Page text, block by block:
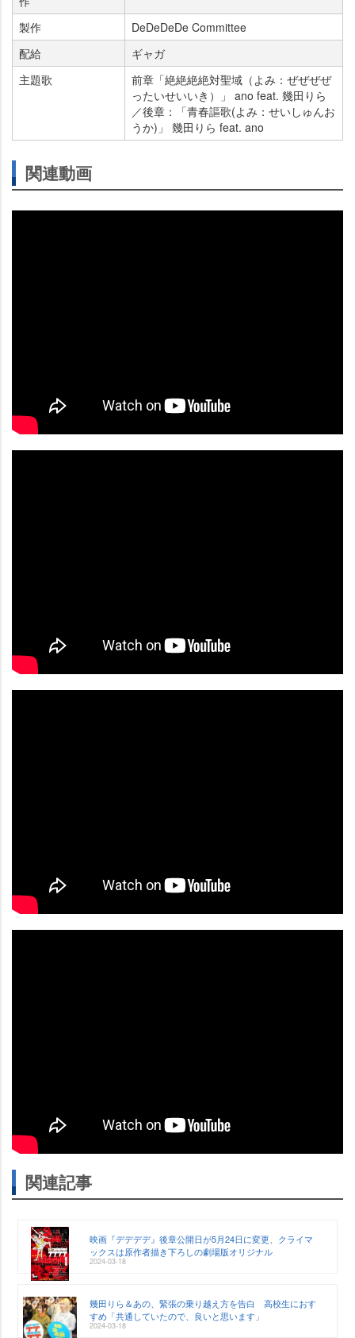
製作
DeDeDeDe Committee
配給
ギャガ
主題歌
前章「絶絶絶絶対聖域（よみ：ぜぜぜぜ
ったいせいいき）」 ano feat. 幾田りら
／後章：「青春謳歌(よみ：せいしゅんお
うか)」 幾田りら feat. ano
関連動画
関連記事
映画『デデデデ』後章公開日が5月24日に変更、クライマ
ックスは原作者描き下ろしの劇場版オリジナル
2024-03-18
幾田りら＆あの、緊張の乗り越え方を告白 高校生におす
すめ「共通していたので、良いと思います」
2024-03-18